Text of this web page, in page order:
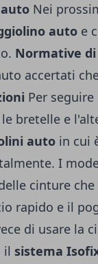
Nei
auto e
Normative di
accertati
Per
bretelle e
auto in cui
I
cinture
rapido e il
di usare la
il sistema